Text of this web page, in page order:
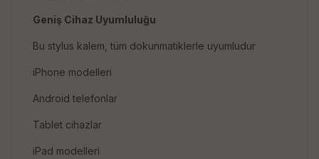
Geniş Cihaz Uyumluluğu
Bu stylus kalem, tüm dokunmatiklerle uyumludur
iPhone modelleri
Android telefonlar
Tablet cihazlar
iPad modelleri